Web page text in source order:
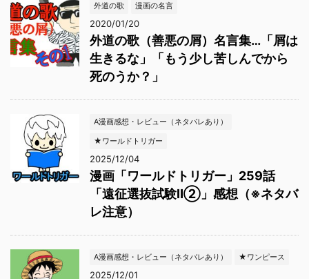
外道の歌 漫画の名言
2020/01/20
外道の歌（善悪の屑）名言集…「屑は
生きるな」「もう少し苦しんでから
死のうか？」
A漫画感想・レビュー（ネタバレあり）
★ワールドトリガー
2025/12/04
漫画「ワールドトリガー」259話
「遠征選抜試験Ⅱ②」感想（※ネタバ
レ注意）
A漫画感想・レビュー（ネタバレあり） ★ワンピース
2025/12/01